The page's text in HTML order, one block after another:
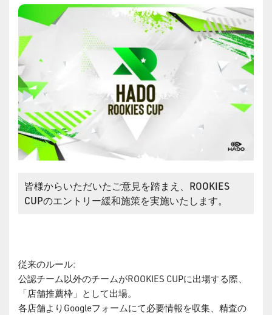
皆様からいただいたご意見を踏まえ、ROOKIES
CUPのエントリー緩和施策を実施いたします。
従来のルール:
公認チーム以外のチームがROOKIES CUPに出場する際、
「店舗推薦枠」として出場。
各店舗よりGoogleフォームにて必要情報を収集、精査の